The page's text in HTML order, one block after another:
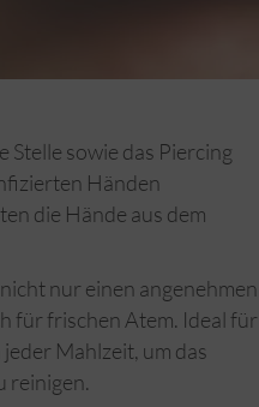
sowie das Piercing
Händen
die Hände aus dem
nur einen angenehmen
für frischen Atem. Ideal für
Mahlzeit, um das
reinigen.